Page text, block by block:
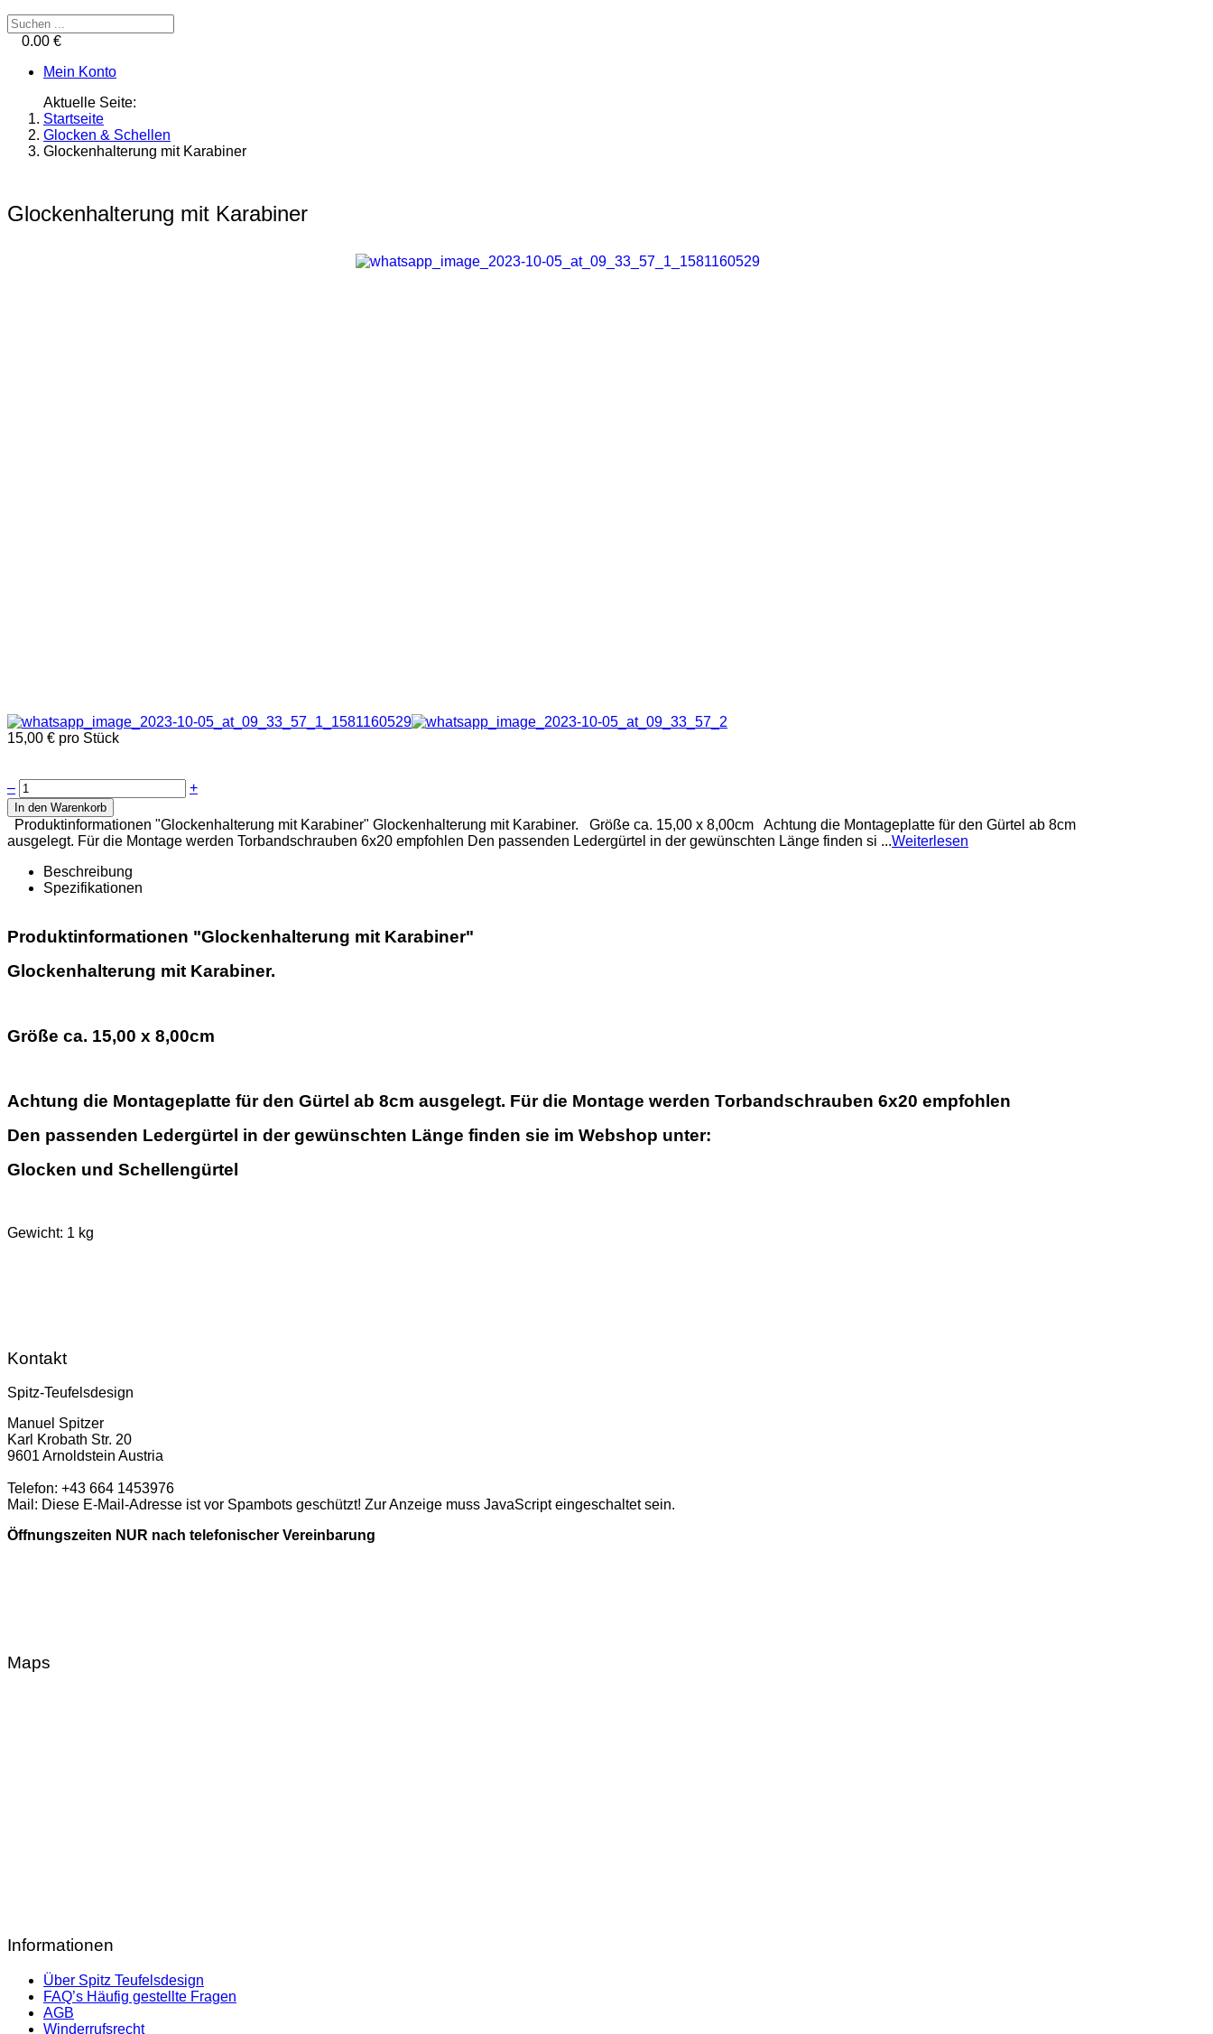
0.00 €
Mein Konto
Aktuelle Seite:
Startseite
Glocken & Schellen
Glockenhalterung mit Karabiner
Glockenhalterung mit Karabiner
15,00 € pro Stück
– +
In den Warenkorb
Produktinformationen "Glockenhalterung mit Karabiner" Glockenhalterung mit Karabiner. Größe ca. 15,00 x 8,00cm Achtung die Montageplatte für den Gürtel ab 8cm
ausgelegt. Für die Montage werden Torbandschrauben 6x20 empfohlen Den passenden Ledergürtel in der gewünschten Länge finden si ...Weiterlesen
Beschreibung
Spezifikationen
Produktinformationen "Glockenhalterung mit Karabiner"
Glockenhalterung mit Karabiner.
Größe ca. 15,00 x 8,00cm
Achtung die Montageplatte für den Gürtel ab 8cm ausgelegt. Für die Montage werden Torbandschrauben 6x20 empfohlen
Den passenden Ledergürtel in der gewünschten Länge finden sie im Webshop unter:
Glocken und Schellengürtel
Gewicht: 1 kg
Kontakt
Spitz-Teufelsdesign
Manuel Spitzer
Karl Krobath Str. 20
9601 Arnoldstein Austria
Telefon: +43 664 1453976
Mail: Diese E-Mail-Adresse ist vor Spambots geschützt! Zur Anzeige muss JavaScript eingeschaltet sein.
Öffnungszeiten NUR nach telefonischer Vereinbarung
Maps
Informationen
Über Spitz Teufelsdesign
FAQ’s Häufig gestellte Fragen
AGB
Winderrufsrecht